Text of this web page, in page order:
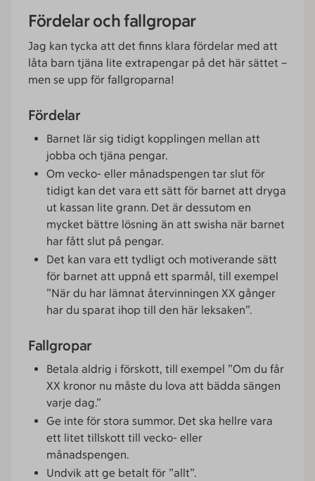
Fördelar och fallgropar
Jag kan tycka att det finns klara fördelar med att
låta barn tjäna lite extrapengar på det här sättet –
men se upp för fallgroparna!
Fördelar
Barnet lär sig tidigt kopplingen mellan att
jobba och tjäna pengar.
Om vecko- eller månadspengen tar slut för
tidigt kan det vara ett sätt för barnet att dryga
ut kassan lite grann. Det är dessutom en
mycket bättre lösning än att swisha när barnet
har fått slut på pengar.
Det kan vara ett tydligt och motiverande sätt
för barnet att uppnå ett sparmål, till exempel
”När du har lämnat återvinningen XX gånger
har du sparat ihop till den här leksaken”.
Fallgropar
Betala aldrig i förskott, till exempel ”Om du får
XX kronor nu måste du lova att bädda sängen
varje dag.”
Ge inte för stora summor. Det ska hellre vara
ett litet tillskott till vecko- eller
månadspengen.
Undvik att ge betalt för ”allt”.